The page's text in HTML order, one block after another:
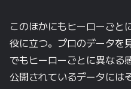
このほかにもヒーローごと
役に立つ。プロのデータを
でもヒーローごとに異なる
公開されているデータには